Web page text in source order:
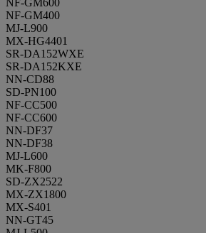
NF-GM600
NF-GM400
MJ-L900
MX-HG4401
SR-DA152WXE
SR-DA152KXE
NN-CD88
SD-PN100
NF-CC500
NF-CC600
NN-DF37
NN-DF38
MJ-L600
MK-F800
SD-ZX2522
MX-ZX1800
MX-S401
NN-GT45